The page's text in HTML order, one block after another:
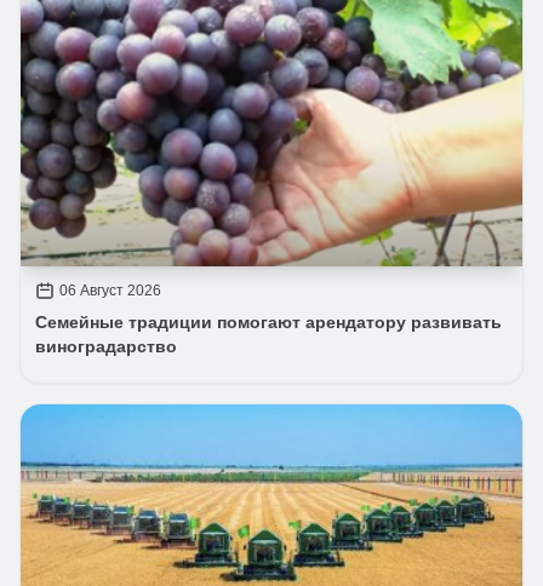
06 Август 2026
Семейные традиции помогают арендатору развивать
виноградарство